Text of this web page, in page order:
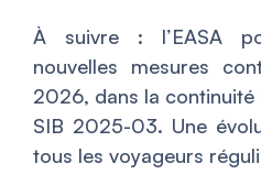
À suivre : l’EASA
nouvelles mesures
2026, dans la
SIB 2025-03. Une
tous les voyageurs